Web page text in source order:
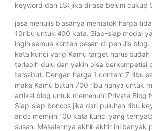
keyword dan LSI jika dirasa belum cukup
jasa menulis biasanya mematok harga
10ribu untuk 400 kata. Siap-siap modal
ingin semua konten pesan di penulis
kata kunci yang Kamu target harus sudah
terlebih dulu dan yakin bisa berkompetisi
tersebut. Dengan harga 1 content 7 ribu
maka Kamu butuh 700 ribu hanya untuk
artikel blog untuk memenuhi Private Blog
Siap-siap boncos jika dari puluhan ribu
anda memilih 100 kata kunci yang
susah. Masalahnya akhir-akhir ini banyak